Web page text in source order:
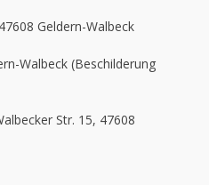
Geldern-Walbeck
Walbeck (Beschilderung
Str. 15, 47608